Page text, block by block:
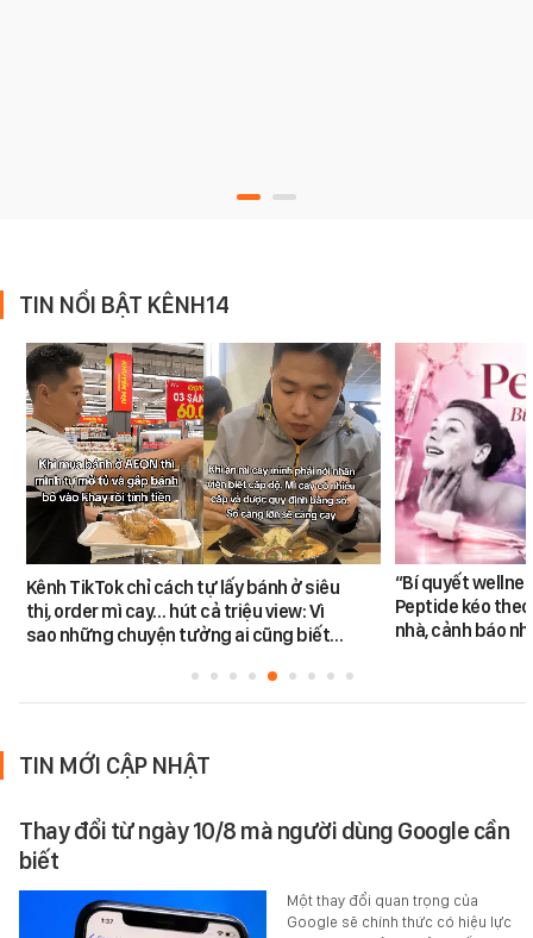
TIN NỔI BẬT KÊNH14
Kênh TikTok chỉ cách tự lấy bánh ở siêu
thị, order mì cay… hút cả triệu view: Vì
sao những chuyện tưởng ai cũng biết…
“Bí quyết
Peptide kéo
nhà, cảnh báo
TIN MỚI CẬP NHẬT
Thay đổi từ ngày 10/8 mà người dùng Google cần
biết
Một thay đổi quan trọng của
Google sẽ chính thức có hiệu lực